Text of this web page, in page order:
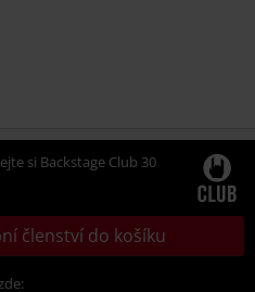
si Backstage Club 30
členství do košíku